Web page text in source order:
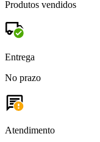
Produtos vendidos
Entrega
No prazo
Atendimento